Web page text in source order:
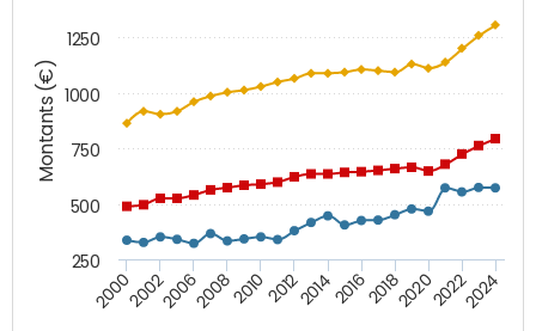
Montants (€)
200020022006200820102012201420162018202020222024
250
500
750
1000
1250